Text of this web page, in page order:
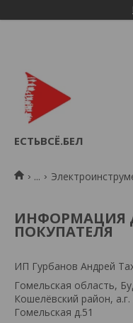
ЕСТЬВСЁ.БЕЛ
...
ИНФОРМАЦИЯ
ПОКУПАТЕЛЯ
ИП Гурбанов Андрей
Гомельская область,
Кошелёвский район, а.г.
Гомельская д.51